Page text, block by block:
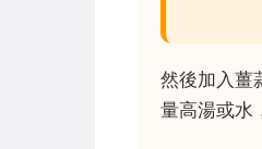
然後加入薑
量高湯或水